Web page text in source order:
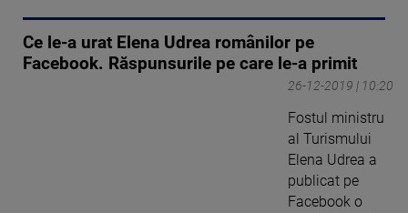
Ce le-a urat Elena Udrea românilor pe
Facebook. Răspunsurile pe care le-a primit
26-12-2019 | 10:20
Fostul ministru
al Turismului
Elena Udrea a
publicat pe
Facebook o